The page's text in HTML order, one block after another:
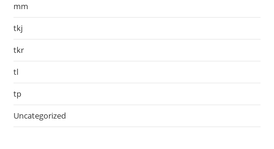
mm
tkj
tkr
tl
tp
Uncategorized